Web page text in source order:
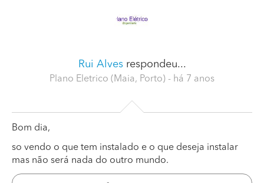
Rui Alvesrespondeu...
Plano Eletrico (Maia, Porto) - há 7 anos
Bom dia,
so vendo o que tem instalado e o que deseja instalar
mas não será nada do outro mundo.